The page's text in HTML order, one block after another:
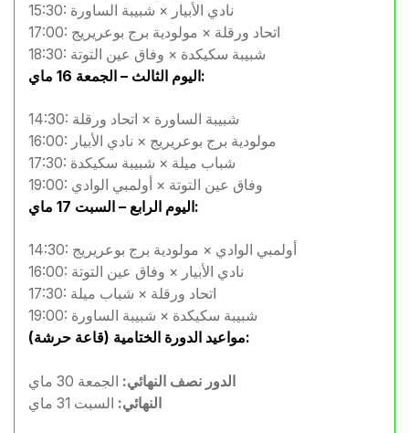
15:30: نادي الأبيار × شبيبة الساورة
17:00: اتحاد ورقلة × مولودية برج بوعريريج
18:30: شبيبة سكيكدة × وفاق عين التوتة
اليوم الثالث – الجمعة 16 ماي:
14:30: شبيبة الساورة × اتحاد ورقلة
16:00: مولودية برج بوعريريج × نادي الأبيار
17:30: شباب ميلة × شبيبة سكيكدة
19:00: وفاق عين التوتة × أولمبي الوادي
اليوم الرابع – السبت 17 ماي:
14:30: أولمبي الوادي × مولودية برج بوعريريج
16:00: نادي الأبيار × وفاق عين التوتة
17:30: اتحاد ورقلة × شباب ميلة
19:00: شبيبة سكيكدة × شبيبة الساورة
مواعيد الدورة الختامية (قاعة حرشة):
الدور نصف النهائي: الجمعة 30 ماي
النهائي: السبت 31 ماي